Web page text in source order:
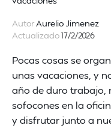
AutorAurelio Jimenez
Actualizado17/2/2026
Pocas cosas se
unas vacaciones, y
año de duro trabajo,
sofocones en la
y disfrutar junto a